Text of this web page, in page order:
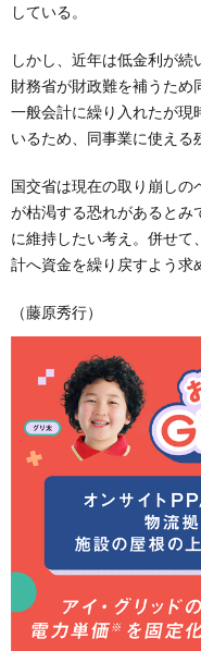
している。
しかし、近年は低金利が続
財務省が財政難を補うた
一般会計に繰り入れたが現
いるため、同事業に使える
国交省は現在の取り崩し
が枯渇する恐れがあるとみ
に維持したい考え。併せ
計へ資金を繰り戻すよう求
（藤原秀行）